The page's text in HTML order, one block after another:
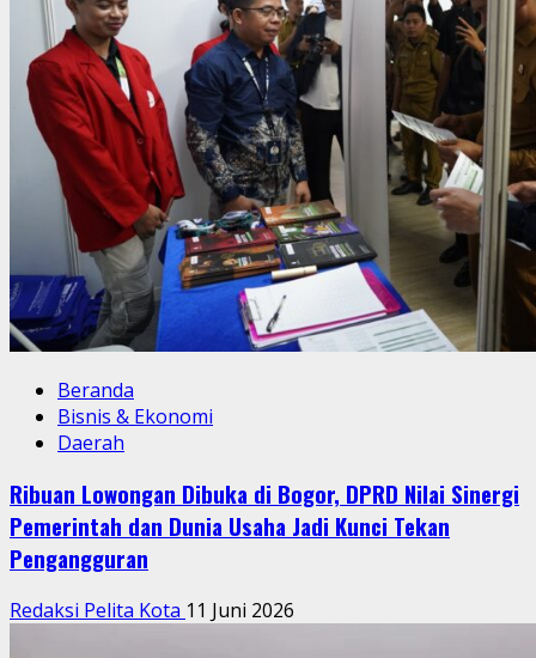
Beranda
Bisnis & Ekonomi
Daerah
Ribuan Lowongan Dibuka di Bogor, DPRD Nilai Sinergi
Pemerintah dan Dunia Usaha Jadi Kunci Tekan
Pengangguran
Redaksi Pelita Kota 11 Juni 2026